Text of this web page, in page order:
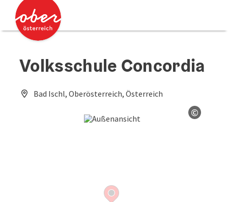
Zum Inhalt
Zum Seitenanfang
Volksschule Concordia
Bad Ischl, Oberösterreich, Österreich
©